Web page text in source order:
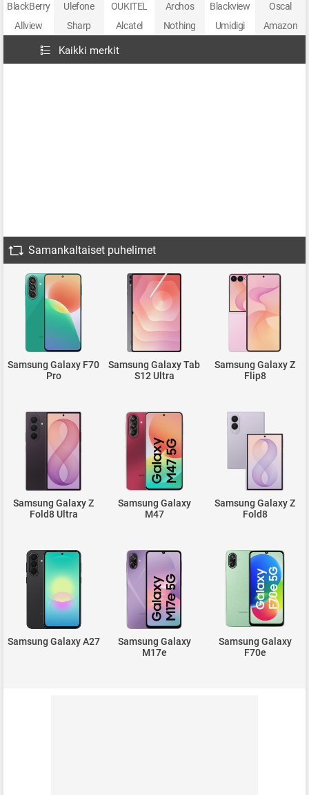
BlackBerry
Ulefone OUKITEL Archos Blackview
Oscal
Allview
Sharp Alcatel Nothing Umidigi Amazon
Kaikki merkit
Samankaltaiset puhelimet
Samsung Galaxy F70
Pro
Samsung Galaxy Tab
S12 Ultra
Samsung Galaxy Z
Flip8
Samsung Galaxy Z
Fold8 Ultra
Samsung Galaxy
M47
Samsung Galaxy Z
Fold8
Samsung Galaxy A27
Samsung Galaxy
M17e
Samsung Galaxy
F70e